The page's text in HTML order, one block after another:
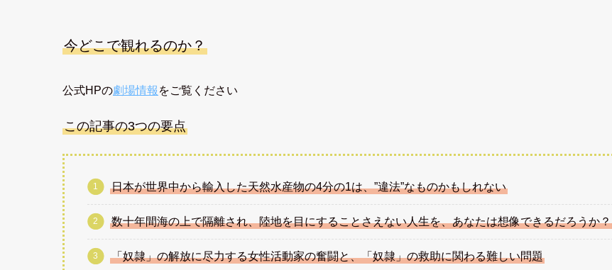
今どこで観れるのか？
公式HPの劇場情報 をご覧ください
この記事の3つの要点
日本が世界中から輸入した天然水産物の4分の1は、”違法”なものかもしれない
数十年間海の上で隔離され、陸地を目にすることさえない人生を、あなたは想像できるだろうか？
「奴隷」の解放に尽力する女性活動家の奮闘と、「奴隷」の救助に関わる難しい問題